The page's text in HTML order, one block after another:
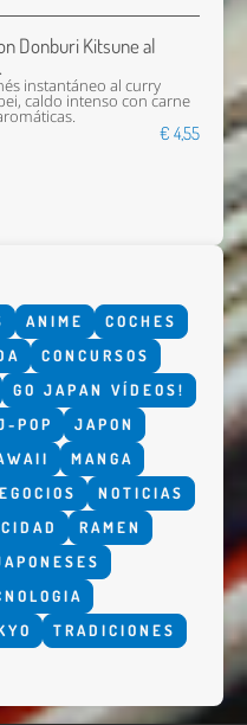
Donburi Kitsune al
instantáneo al curry
caldo intenso con carne
€ 4,55
ANIME
COCHES
CONCURSOS
GO JAPAN VÍDEOS!
POP
JAPON
MANGA
NOTICIAS
RAMEN
TRADICIONES